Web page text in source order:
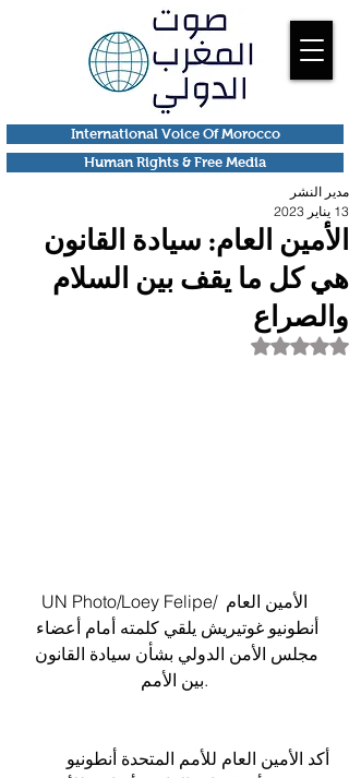
Human Rights & Free Media
International Voice Of Morocco
الأمين العام: سيادة القانون
هي كل ما يقف بين السلام
والصراع
مدير النشر
13 يناير 2023
تم التقييم بـ ليس رقمًا من أصل 5 نجوم.
UN Photo/Loey Felipe/ الأمين العام
أنطونيو غوتيريش يلقي كلمته أمام أعضاء
مجلس الأمن الدولي بشأن سيادة القانون
بين الأمم.
أكد الأمين العام للأمم المتحدة أنطونيو